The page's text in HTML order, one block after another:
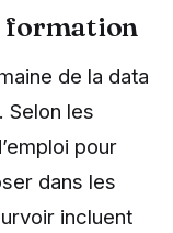
formation
de la data
Selon les
pour
dans les
incluent